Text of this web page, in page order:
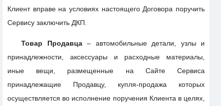
Клиент вправе на условиях настоящего Договора поручить
Сервису заключить ДКП.
Товар Продавца– автомобильные детали, узлы и
принадлежности, аксессуары и расходные материалы,
иные вещи, размещенные на Сайте Сервиса
принадлежащие Продавцу, купля-продажа которых
осуществляется во исполнение поручения Клиента в целях,